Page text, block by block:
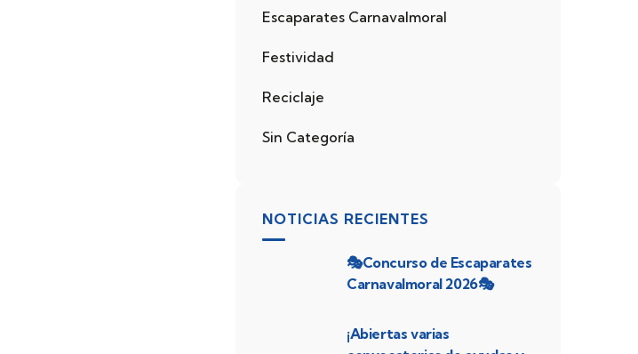
Escaparates Carnavalmoral
Festividad
Reciclaje
Sin Categoría
NOTICIAS RECIENTES
🎭Concurso de Escaparates
Carnavalmoral 2026🎭
¡Abiertas varias